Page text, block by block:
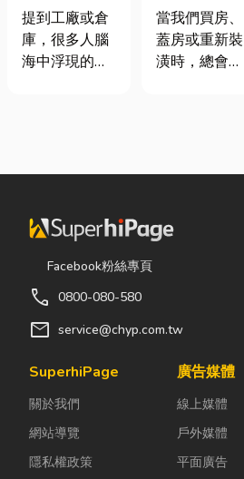
裝自動化其實
沒有你想像中
那麼遙遠！
提到工廠或倉
庫，很多人腦
海中浮現的畫
著出貨。但你
許多企業早已
不再靠大量人
力完成包裝工
各種包裝機械
來提升效率。
路購物越來越
食品、生活用
品、電子...
家，從專業門
窗開始
當我們買房、
蓋房或重新裝
潢時，總會把
天都在使用的
門窗不只是遮
通風與生活品
氣候潮濕多
又美觀的門窗
產品，更是
打...
Facebook粉絲專頁
call 0800-080-580
mail service@chyp.com.tw
SuperhiPage
關於我們
網站導覽
隱私權政策
廣告媒體
線上媒體
戶外媒體
平面廣告